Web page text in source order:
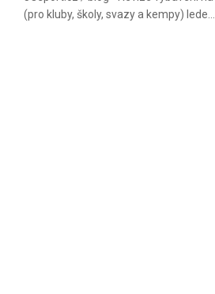
(pro kluby, školy, svazy a kempy) lede...